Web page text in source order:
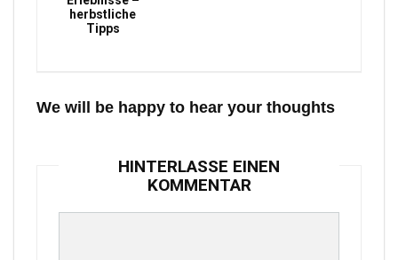
herbstliche
Tipps
We will be happy to hear your thoughts
HINTERLASSE EINEN
KOMMENTAR